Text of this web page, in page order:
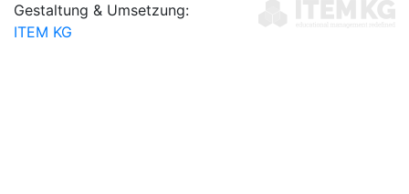
Gestaltung & Umsetzung:
ITEM KG